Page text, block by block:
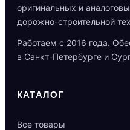
оригинальных и
дорожно-строительной
Работаем с 2016 года.
в Санкт-Петербурге и
КАТАЛОГ
Все товары